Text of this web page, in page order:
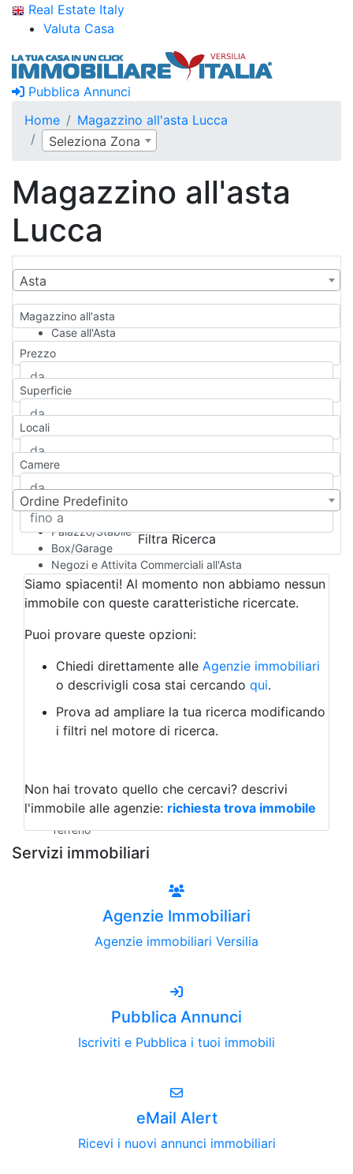
Real Estate Italy
Valuta Casa
Pubblica Annunci
Home
Magazzino all'asta Lucca
Seleziona Zona
Magazzino all'asta
Lucca
Asta
Magazzino all'asta
Case all'Asta
Qualsiasi
Appartamento
Casa indipendente
Casa Semi-indipendente
Attico/Mansarda
Rustico/Casale
Camera d'Albergo
Multiproprietà
Palazzo/Stabile
Box/Garage
Negozi e Attivita Commerciali all'Asta
Qualsiasi
Attività/Licenza Commerciale
Azienda Agricola
Bar/Ristorante
Albergo
Laboratorio Artigianale
Negozio/locale commerciale
Agriturismo
Magazzini
Qualsiasi
Terreno edificabile
Terreno
Prezzo
Superficie
Locali
Camere
Ordine Predefinito
Filtra Ricerca
Siamo spiacenti! Al momento non abbiamo nessun
immobile con queste caratteristiche ricercate.
Puoi provare queste opzioni:
Chiedi direttamente alle Agenzie immobiliari
o descrivigli cosa stai cercando qui.
Prova ad ampliare la tua ricerca modificando
i filtri nel motore di ricerca.
Non hai trovato quello che cercavi? descrivi
l'immobile alle agenzie: richiesta trova immobile
Servizi immobiliari
Agenzie Immobiliari
Agenzie immobiliari Versilia
Pubblica Annunci
Iscriviti e Pubblica i tuoi immobili
eMail Alert
Ricevi i nuovi annunci immobiliari